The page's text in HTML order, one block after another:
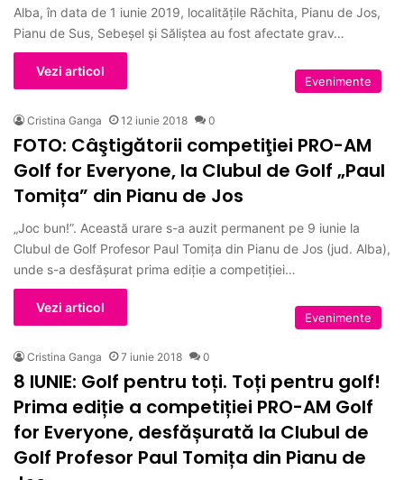
Alba, în data de 1 iunie 2019, localitățile Răchita, Pianu de Jos,
Pianu de Sus, Sebeșel și Săliștea au fost afectate grav…
Vezi articol
Evenimente
Cristina Ganga 12 iunie 2018 0
FOTO: Câştigătorii competiţiei PRO-AM
Golf for Everyone, la Clubul de Golf „Paul
Tomița” din Pianu de Jos
„Joc bun!”. Această urare s-a auzit permanent pe 9 iunie la
Clubul de Golf Profesor Paul Tomița din Pianu de Jos (jud. Alba),
unde s-a desfășurat prima ediție a competiției…
Vezi articol
Evenimente
Cristina Ganga 7 iunie 2018 0
8 IUNIE: Golf pentru toți. Toți pentru golf!
Prima ediție a competiției PRO-AM Golf
for Everyone, desfășurată la Clubul de
Golf Profesor Paul Tomița din Pianu de